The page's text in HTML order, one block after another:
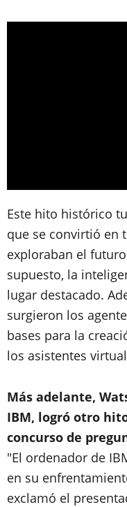
Este hito histórico
que se convirtió en
exploraban el
supuesto, la
lugar destacado.
surgieron los
bases para la
los asistentes
Más adelante,
IBM, logró otro
concurso de
"El ordenador de
en su
exclamó el